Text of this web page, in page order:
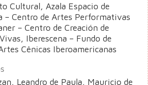
Cultural, Azala Espacio de
– Centro de Artes Performativas
– Centro de Creación de
Iberescena – Fundo de
Cênicas Iberoamericanas
Leandro de Paula, Mauricio de